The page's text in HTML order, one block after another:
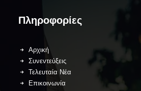
Πληροφορίες
Αρχική
Συνεντεύξεις
Τελευταία Νέα
Επικοινωνία